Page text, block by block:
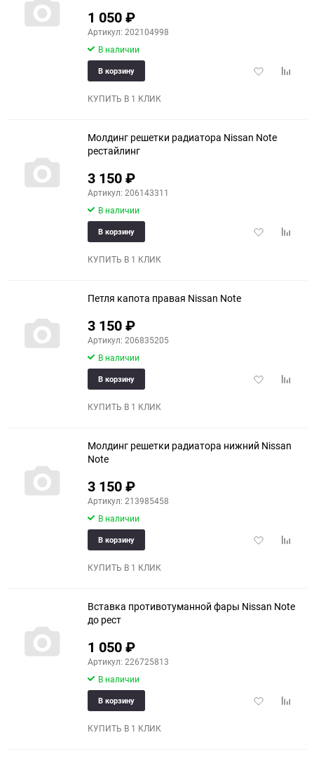
1 050₽
Артикул: 202104998
В наличии
Добавить
В корзину
КУПИТЬ В 1 КЛИК
Молдинг решетки радиатора Nissan Note
рестайлинг
3 150₽
Артикул: 206143311
В наличии
Добавить
В корзину
КУПИТЬ В 1 КЛИК
Петля капота правая Nissan Note
3 150₽
Артикул: 206835205
В наличии
Добавить
В корзину
КУПИТЬ В 1 КЛИК
Молдинг решетки радиатора нижний Nissan
Note
3 150₽
Артикул: 213985458
В наличии
Добавить
В корзину
КУПИТЬ В 1 КЛИК
Вставка противотуманной фары Nissan Note
до рест
1 050₽
Артикул: 226725813
В наличии
Добавить
В корзину
КУПИТЬ В 1 КЛИК